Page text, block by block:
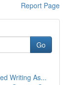
Report Page
Go
Writing As...